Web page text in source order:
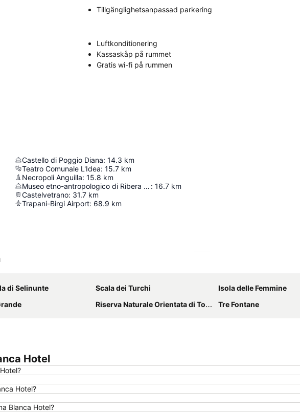
Tillgänglighetsanpassad parkering
Luftkonditionering
Kassaskåp på rummet
Gratis wi-fi på rummen
Castello di Poggio Diana: 14.3 km
Teatro Comunale L'Idea: 15.7 km
Necropoli Anguilla: 15.8 km
Museo etno-antropologico di Ribera Alta : 16.7 km
Castelvetrano: 31.7 km
Trapani-Birgi Airport: 68.9 km
di Selinunte Scala dei Turchi
Isola delle Femmine
Riserva Naturale Orientata di Torre Salsa Tre Fontane
Hotel
Hotel?
Blanca Hotel?